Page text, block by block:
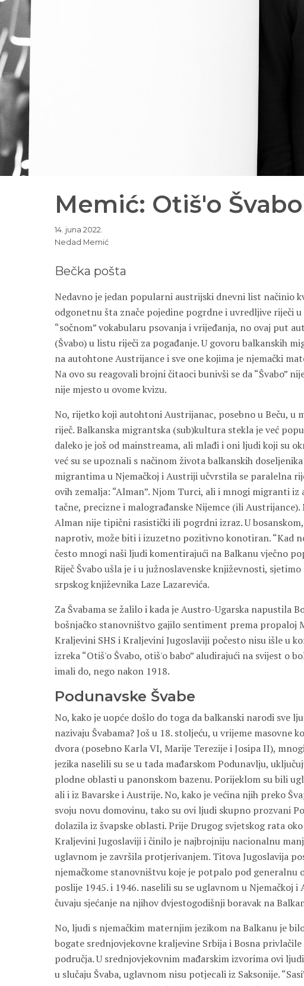
Memić: Otiš'o
14. juna 2022.
Nedad Memić
Bečka pošta
Nedavno je jedan popularni austrijski dnevni list načinio
odgonetnu šta znače pojedine pogrdne i uvredljive riječi
“sočnom” vokabularu psovanja i vrijeđanja, no ovaj put
(Švabo) u listu riječi za pogađanje. U govoru balkanskih
na autohtone Austrijance i sve one kojima je njemački
Na ovo su reagovali brojni čitaoci bunivši se da “Švabo”
nije mjesto u ovome kvizu.
No, rijetko koji autohtoni Austrijanac, posebno u Beču, u
riječ. Balkanska migrantska (sub)kultura stekla je već
daleko je još od mainstreama, ali mlađi i oni ljudi koji su
već su se upoznali s načinom života balkanskih
migrantima u Njemačkoj i Austriji učvrstila se paralelna
ovih zemalja: “Alman”. Njom Turci, ali i mnogi migranti
tačne, precizne i malograđanske Nijemce (ili Austrijance).
Alman nije tipični rasistički ili pogrdni izraz. U
naprotiv, može biti i izuzetno pozitivno konotiran. “Kad
često mnogi naši ljudi komentirajući na Balkanu vječno
Riječ Švabo ušla je i u južnoslavenske književnosti,
srpskog književnika Laze Lazarevića.
Za Švabama se žalilo i kada je Austro-Ugarska napustila
bošnjačko stanovništvo gajilo sentiment prema propaloj
Kraljevini SHS i Kraljevini Jugoslaviji počesto nisu išle u
izreka “Otiš'o Švabo, otiš'o babo” aludirajući na svijest o
imali do, nego nakon 1918.
Podunavske Švabe
No, kako je uopće došlo do toga da balkanski narodi sve
nazivaju Švabama? Još u 18. stoljeću, u vrijeme masovne
dvora (posebno Karla VI, Marije Terezije i Josipa II),
jezika naselili su se u tada mađarskom Podunavlju,
plodne oblasti u panonskom bazenu. Porijeklom su bili
ali i iz Bavarske i Austrije. No, kako je većina njih preko
svoju novu domovinu, tako su ovi ljudi skupno prozvani
dolazila iz švapske oblasti. Prije Drugog svjetskog rata
Kraljevini Jugoslaviji i činilo je najbrojniju nacionalnu
uglavnom je završila protjerivanjem. Titova Jugoslavija
njemačkome stanovništvu koje je potpalo pod generalnu
poslije 1945. i 1946. naselili su se uglavnom u Njemačkoj
čuvaju sjećanje na njihov dvjestogodišnji boravak na
No, ljudi s njemačkim maternjim jezikom na Balkanu je
bogate srednjovjekovne kraljevine Srbija i Bosna
područja. U srednjovjekovnim mađarskim izvorima ovi
u slučaju Švaba, uglavnom nisu potjecali iz Saksonije.